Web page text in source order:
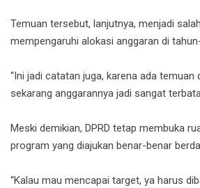
Temuan tersebut, lanjutnya, menjadi
mempengaruhi alokasi anggaran di
“Ini jadi catatan juga, karena ada temuan
sekarang anggarannya jadi sangat
Meski demikian, DPRD tetap membuka
program yang diajukan benar-benar
“Kalau mau mencapai target, ya harus